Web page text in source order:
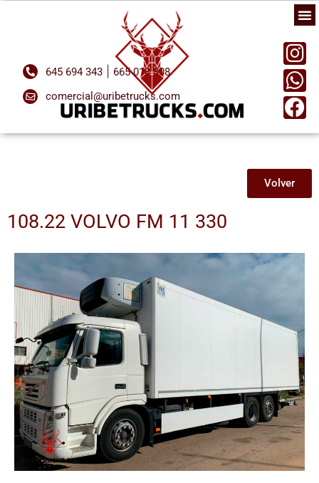
645 694 343
665 018 808
comercial@uribetrucks.com
Volver
108.22 VOLVO FM 11 330